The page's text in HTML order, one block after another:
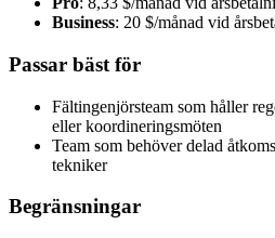
Business: 20 $/månad vid
Passar bäst för
Fältingenjörsteam som håller
eller koordineringsmöten
Team som behöver delad
tekniker
Begränsningar